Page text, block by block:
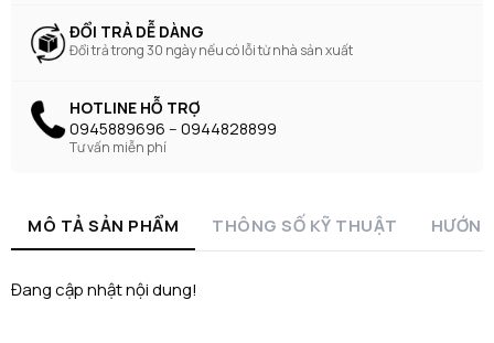
ĐỔI TRẢ DỄ DÀNG
Đổi trả trong 30 ngày nếu có lỗi từ nhà sản xuất
HOTLINE HỖ TRỢ
0945889696 -- 0944828899
Tư vấn miễn phí
MÔ TẢ SẢN PHẨM THÔNG SỐ KỸ THUẬT
Đang cập nhật nội dung!